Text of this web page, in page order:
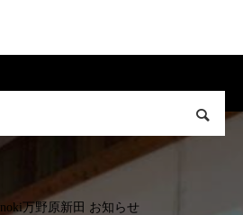
万野原新田 お知らせ